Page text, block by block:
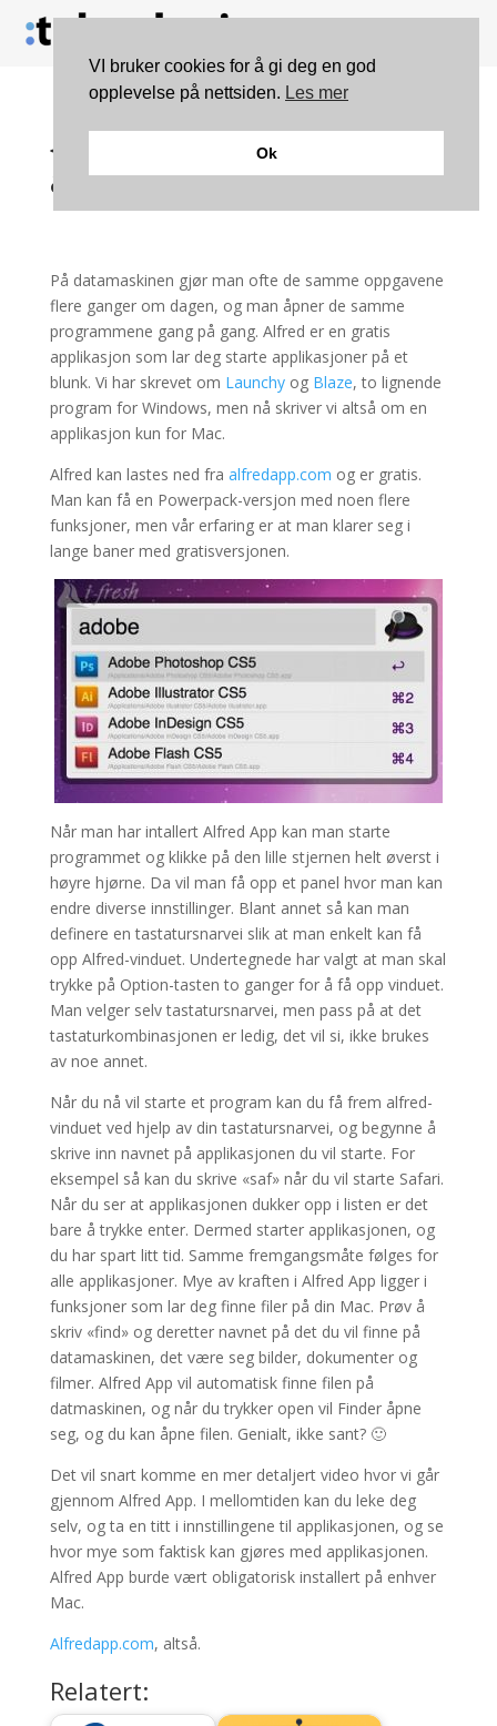
{Mac} Alfred – genial
applikasjonsstarter
På datamaskinen gjør man ofte de samme oppgavene
flere ganger om dagen, og man åpner de samme
programmene gang på gang. Alfred er en gratis
applikasjon som lar deg starte applikasjoner på et
blunk. Vi har skrevet om Launchyog Blaze, to lignende
program for Windows, men nå skriver vi altså om en
applikasjon kun for Mac.
Alfred kan lastes ned fra alfredapp.com og er gratis.
Man kan få en Powerpack-versjon med noen flere
funksjoner, men vår erfaring er at man klarer seg i
lange baner med gratisversjonen.
Når man har intallert Alfred App kan man starte
programmet og klikke på den lille stjernen helt øverst i
høyre hjørne. Da vil man få opp et panel hvor man kan
endre diverse innstillinger. Blant annet så kan man
definere en tastatursnarvei slik at man enkelt kan få
opp Alfred-vinduet. Undertegnede har valgt at man skal
trykke på Option-tasten to ganger for å få opp vinduet.
Man velger selv tastatursnarvei, men pass på at det
tastaturkombinasjonen er ledig, det vil si, ikke brukes
av noe annet.
Når du nå vil starte et program kan du få frem alfred-
vinduet ved hjelp av din tastatursnarvei, og begynne å
skrive inn navnet på applikasjonen du vil starte. For
eksempel så kan du skrive «saf» når du vil starte Safari.
Når du ser at applikasjonen dukker opp i listen er det
bare å trykke enter. Dermed starter applikasjonen, og
du har spart litt tid. Samme fremgangsmåte følges for
alle applikasjoner. Mye av kraften i Alfred App ligger i
funksjoner som lar deg finne filer på din Mac. Prøv å
skriv «find» og deretter navnet på det du vil finne på
datamaskinen, det være seg bilder, dokumenter og
filmer. Alfred App vil automatisk finne filen på
datmaskinen, og når du trykker open vil Finder åpne
seg, og du kan åpne filen. Genialt, ikke sant? 🙂
Det vil snart komme en mer detaljert video hvor vi går
gjennom Alfred App. I mellomtiden kan du leke deg
selv, og ta en titt i innstillingene til applikasjonen, og se
hvor mye som faktisk kan gjøres med applikasjonen.
Alfred App burde vært obligatorisk installert på enhver
Mac.
Alfredapp.com, altså.
Relatert:
VI bruker cookies for å gi deg en god
opplevelse på nettsiden. Les mer
Ok